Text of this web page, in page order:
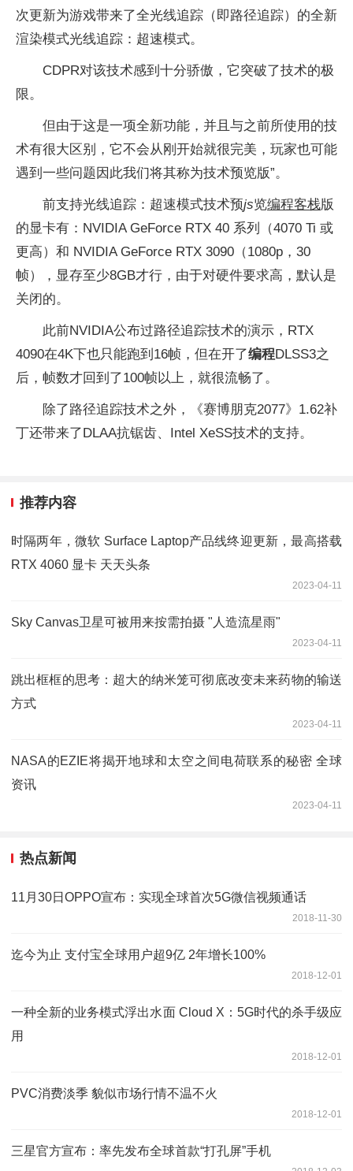
次更新为游戏带来了全光线追踪（即路径追踪）的全新
渲染模式光线追踪：超速模式。
CDPR对该技术感到十分骄傲，它突破了技术的极
限。
但由于这是一项全新功能，并且与之前所使用的技
术有很大区别，它不会从刚开始就很完美，玩家也可能
遇到一些问题因此我们将其称为技术预览版”。
前支持光线追踪：超速模式技术预js览编程客栈版
的显卡有：NVIDIA GeForce RTX 40 系列（4070 Ti 或
更高）和 NVIDIA GeForce RTX 3090（1080p，30
帧），显存至少8GB才行，由于对硬件要求高，默认是
关闭的。
此前NVIDIA公布过路径追踪技术的演示，RTX
4090在4K下也只能跑到16帧，但在开了编程DLSS3之
后，帧数才回到了100帧以上，就很流畅了。
除了路径追踪技术之外，《赛博朋克2077》1.62补
丁还带来了DLAA抗锯齿、Intel XeSS技术的支持。
推荐内容
时隔两年，微软 Surface Laptop产品线终迎更新，最高搭载
RTX 4060 显卡 天天头条
2023-04-11
Sky Canvas卫星可被用来按需拍摄 "人造流星雨"
2023-04-11
跳出框框的思考：超大的纳米笼可彻底改变未来药物的输送
方式
2023-04-11
NASA的EZIE将揭开地球和太空之间电荷联系的秘密 全球
资讯
2023-04-11
热点新闻
11月30日OPPO宣布：实现全球首次5G微信视频通话
2018-11-30
迄今为止 支付宝全球用户超9亿 2年增长100%
2018-12-01
一种全新的业务模式浮出水面 Cloud X：5G时代的杀手级应
用
2018-12-01
PVC消费淡季 貌似市场行情不温不火
2018-12-01
三星官方宣布：率先发布全球首款“打孔屏”手机